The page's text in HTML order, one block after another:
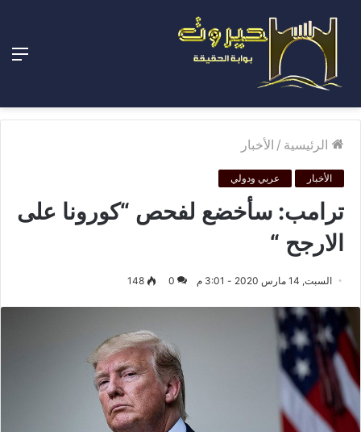
الرئيسية / الأخبار
الأخبار عربي ودولي
ترامب: سأخضع لفحص “كورونا على
الارجح “
السبت, 14 مارس 2020 - 3:01 م 0
148